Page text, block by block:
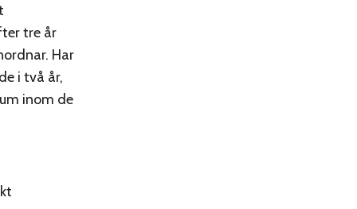
tre år
Har
i två år,
inom de